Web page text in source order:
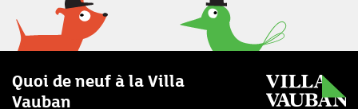
Quoi de neuf à la Villa
Vauban